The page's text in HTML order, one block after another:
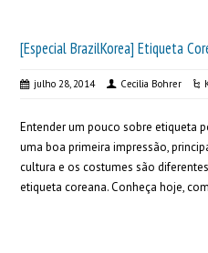
[Especial BrazilKorea] Etiqueta
julho 28, 2014 Cecilia Bohrer
Entender um pouco sobre etiqueta
uma boa primeira impressão,
cultura e os costumes são
etiqueta coreana. Conheça hoje,